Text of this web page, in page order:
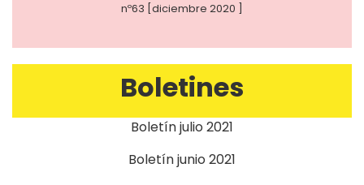
nº63 [diciembre 2020 ]
Boletines
Boletín julio 2021
Boletín junio 2021